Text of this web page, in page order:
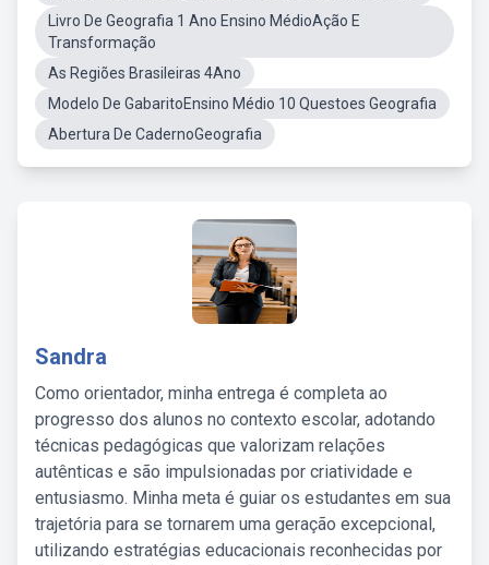
Livro De Geografia 1 Ano Ensino MédioAção E
Transformação
As Regiões Brasileiras 4Ano
Modelo De GabaritoEnsino Médio 10 Questoes Geografia
Abertura De CadernoGeografia
Sandra
Como orientador, minha entrega é completa ao
progresso dos alunos no contexto escolar, adotando
técnicas pedagógicas que valorizam relações
autênticas e são impulsionadas por criatividade e
entusiasmo. Minha meta é guiar os estudantes em sua
trajetória para se tornarem uma geração excepcional,
utilizando estratégias educacionais reconhecidas por